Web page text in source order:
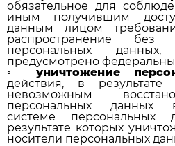
обязательное для
иным получившим
данным лицом
распространение без
персональных
предусмотрено
◦ уничтожение
действия, в результате
невозможным
персональных данных
системе
результате которых
носители персональных